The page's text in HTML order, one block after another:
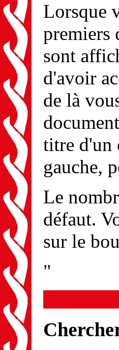
Lorsque
premiers
sont
d'avoir
de là
titre d'un
gauche,
Le
défaut.
sur le
"